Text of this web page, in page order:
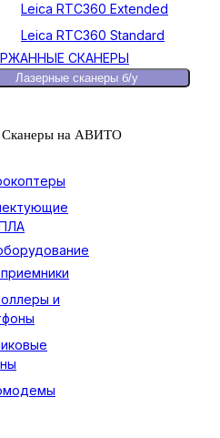
Leica RTC360 Extended
Leica RTC360 Standard
СКАНЕРЫ
Лазерные сканеры б/у
Сканеры на АВИТО
и